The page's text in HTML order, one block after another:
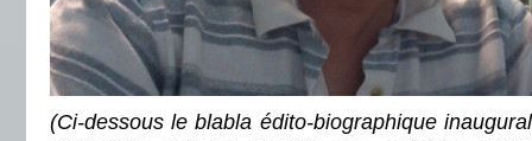
(Ci-dessous le blabla édito-biographique